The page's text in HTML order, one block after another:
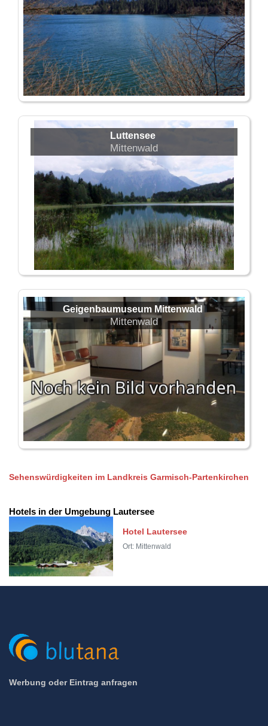
Luttensee
Mittenwald
Geigenbaumuseum Mittenwald
Mittenwald
Sehenswürdigkeiten im Landkreis Garmisch-Partenkirchen
Hotels in der Umgebung Lautersee
Hotel Lautersee
Ort: Mittenwald
Werbung oder Eintrag anfragen